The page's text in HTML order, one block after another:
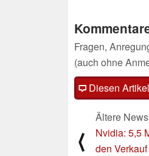
Fragen,
(auch ohne
Diesen
⟨
Ältere News
Nvidia: 5,5
den